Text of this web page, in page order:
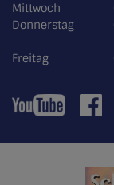
Mittwoch
Donnerstag
Freitag